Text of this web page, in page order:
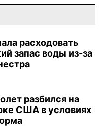
расходовать
запас воды из-за
разбился на
США в условиях